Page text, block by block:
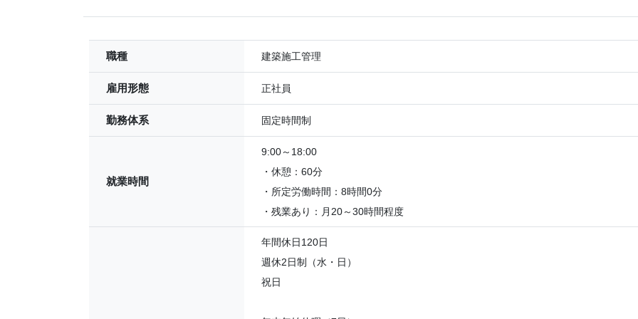
職種 建築施工管理
雇用形態 正社員
勤務体系 固定時間制
就業時間
9:00～18:00
・休憩：60分
・所定労働時間：8時間0分
・残業あり：月20～30時間程度
年間休日120日
週休2日制（水・日）
祝日